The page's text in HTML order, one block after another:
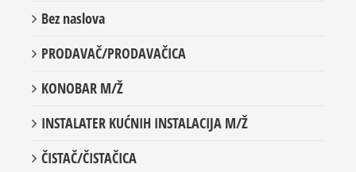
Bez naslova
PRODAVAČ/PRODAVAČICA
KONOBAR M/Ž
INSTALATER KUĆNIH INSTALACIJA M/Ž
ČISTAČ/ČISTAČICA